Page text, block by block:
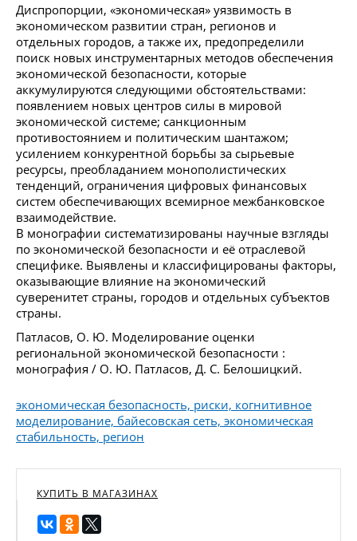
Диспропорции, «экономическая» уязвимость в
экономическом развитии стран, регионов и
отдельных городов, а также их, предопределили
поиск новых инструментарных методов обеспечения
экономической безопасности, которые
аккумулируются следующими обстоятельствами:
появлением новых центров силы в мировой
экономической системе; санкционным
противостоянием и политическим шантажом;
усилением конкурентной борьбы за сырьевые
ресурсы, преобладанием монополистических
тенденций, ограничения цифровых финансовых
систем обеспечивающих всемирное межбанковское
взаимодействие.
В монографии систематизированы научные взгляды
по экономической безопасности и её отраслевой
специфике. Выявлены и классифицированы факторы,
оказывающие влияние на экономический
суверенитет страны, городов и отдельных субъектов
страны.
Патласов, О. Ю. Моделирование оценки
региональной экономической безопасности :
монография / О. Ю. Патласов, Д. С. Белошицкий.
экономическая безопасность, риски, когнитивное
моделирование, байесовская сеть, экономическая
стабильность, регион
КУПИТЬ В МАГАЗИНАХ